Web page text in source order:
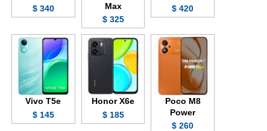
420 $
Max
325 $
340 $
Poco M8
Power
260 $
Honor X6e
185 $
Vivo T5e
145 $